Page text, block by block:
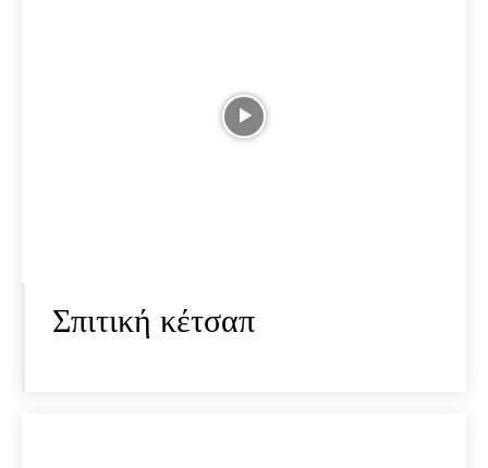
Σπιτική κέτσαπ